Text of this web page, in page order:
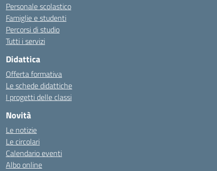
Personale scolastico
Famiglie e studenti
Percorsi di studio
Tutti i servizi
Didattica
Offerta formativa
Le schede didattiche
I progetti delle classi
Novità
Le notizie
Le circolari
Calendario eventi
Albo online